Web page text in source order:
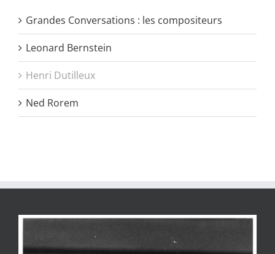
Grandes Conversations : les compositeurs
Leonard Bernstein
Henri Dutilleux
Ned Rorem